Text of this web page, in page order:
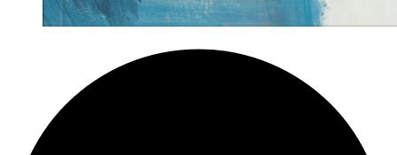
Goethes
Schreibwerkstatt